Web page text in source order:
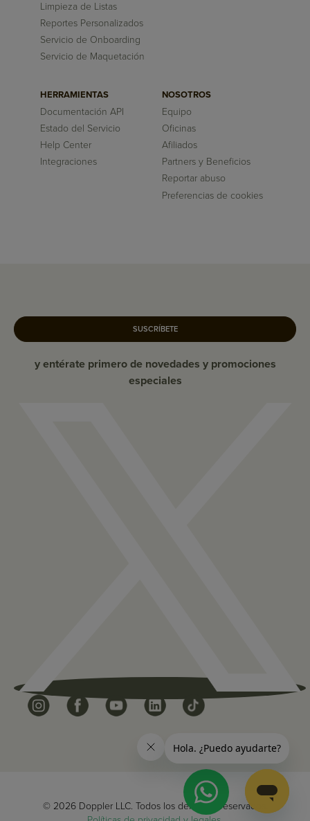
Limpieza de Listas
Reportes Personalizados
Servicio de Onboarding
Servicio de Maquetación
HERRAMIENTAS
Documentación API
Estado del Servicio
Help Center
Integraciones
NOSOTROS
Equipo
Oficinas
Afiliados
Partners y Beneficios
Reportar abuso
Preferencias de cookies
SUSCRÍBETE
y entérate primero de novedades y promociones
especiales
© 2026 Doppler LLC. Todos los derechos reservados.